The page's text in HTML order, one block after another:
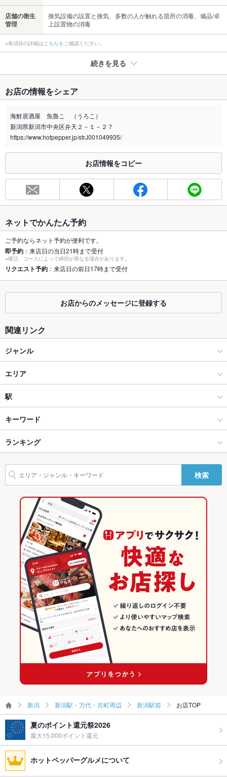
店舗の衛生
管理
換気設備の設置と換気、多数の人が触れる箇所の消毒、備品/卓
上設置物の消毒
※各項目の詳細はこちらをご確認ください。
続きを見る
禁煙・喫煙 全席禁煙
喫煙専用室 なし
※2020年4月1日～受動喫煙対策に関する法律が施行されています。正しい情報はお店へお問い
総席数 68席(カウンター／掘りごたつ個室／お座敷個室有り)
最大宴会収
40人(２階フロア貸切最大40名様)
個室 あり ：【１階】６名個室×２ 【２階】最大４０名様迄可能
座敷 あり ：【２階】最大４０名様迄可能
掘りごたつ あり ：【１階】６名個室×２ 【２階】最大40名様迄可能
カウンター あり ：【１階】６席
ソファー なし ：-
テラス席
貸切
設備
Wi-Fi
ー
駐車場
なし ：近隣駐車場のご紹介やタクシー、代行の手配はお気軽に
その他設備
その他
あり ：飲み放題付き宴会コースございます。詳細はコースペー
ジをご覧下さい。
食べ放題 なし ：-
焼酎充実、日本酒充実
お子様連れ お子様連れOK ：-
ウェディン
グパーティ
ー二次会
フロア貸切最大40名様 ( 着席 ) 各種宴会お気軽にご相談下さ
い！
店内のwi-fiは【wi-fi square】会員登録が必要です
お店の情報をシェア
海鮮居酒屋 魚魯こ （うろこ）
新潟県新潟市中央区弁天２－１－２７
https://www.hotpepper.jp/strJ001049935/
お店情報をコピー
ネットでかんたん予約
ご予約ならネット予約が便利です。
即予約 ：来店日の当日21時まで受付
※曜日、コースによって締切が異なる場合があります。
リクエスト予約 ：来店日の前日17時まで受付
お店からのメッセージに登録する
関連リンク
ジャンル
居酒屋
海鮮
新潟駅・万代・古町周辺 × 居酒屋
新潟駅・万代・古町周辺 × 海鮮
新潟駅 × 居酒屋
新潟駅 × 海鮮
和食全般
新潟駅・万代・古町周辺 × 和食
新潟駅・万代・古町周辺 × 和食全般
新潟駅 × 和食
新潟駅 × 和食全般
エリア
新潟駅前
新潟駅前 × 居酒屋
新潟駅前 × 海鮮
新潟駅前 × 和食
新潟駅前 × 和食全般
新潟 × 居酒屋
新潟 × 海鮮
新潟 × 和食
新潟 × 和食全般
駅
新潟駅
キーワード
からあげ
ランキング
新潟のグルメランキング
新潟の居酒屋ランキング
新潟の海鮮ランキング
新潟駅・万代・古町周辺のグルメランキング
新潟駅・万代・古町周辺の居酒屋ランキング
新潟駅・万代・古町周辺の海鮮ランキング
新潟駅前のグルメランキング
新潟駅前の居酒屋ランキング
新潟駅前の海鮮ランキング
検索
新潟 新潟駅・万代・古町周辺 新潟駅前 お店TOP
夏のポイント還元祭2026
最大15,000ポイント還元
ホットペッパーグルメについて